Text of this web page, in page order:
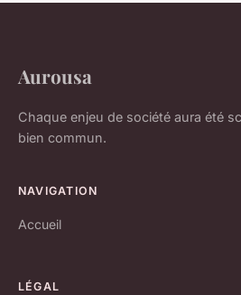
Aurousa
Chaque enjeu de société aura été
bien commun.
NAVIGATION
Accueil
LÉGAL